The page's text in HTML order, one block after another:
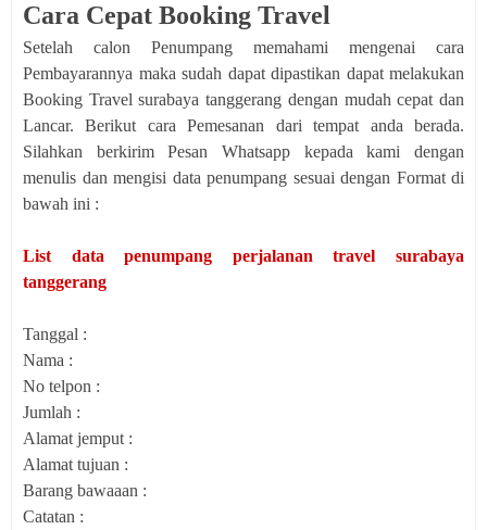
Cara Cepat Booking Travel
Setelah calon Penumpang memahami mengenai cara
Pembayarannya maka sudah dapat dipastikan dapat melakukan
Booking Travel surabaya tanggerang dengan mudah cepat dan
Lancar. Berikut cara Pemesanan dari tempat anda berada.
Silahkan berkirim Pesan Whatsapp kepada kami dengan
menulis dan mengisi data penumpang sesuai dengan Format di
bawah ini :
List data penumpang perjalanan travel surabaya
tanggerang
Tanggal :
Nama :
No telpon :
Jumlah :
Alamat jemput :
Alamat tujuan :
Barang bawaaan :
Catatan :